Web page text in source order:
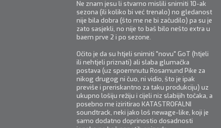
Ne znam jesu li stvarno mislili snimiti 10-ak
sezona (ili koliko bi već trenalo) no gledanost
nije bila dobra (što me ne bi začudilo) pa su je
zato sasjekli, no nije to baš bilo nešto extra u
baem prve 2 i po sezone.
Očito je da su htjeli snimiti "novu" GoT (htjeli
ili nehtjeli priznati) ali slaba glumačka
postava (uz spoemnutu Rosamund Pike za
nikog drugog ni čuo, ni vidio, što je ipak
previše i preriskantno za taku produkciju) uz
ukupno lošiju režiju i cijeli niz slabijih točaka, a
posebno me iziritirao KATASTROFALNI
soundtrack, neki jako loš newage-like, koji je
samo dodatno doprinostio dosadnosti